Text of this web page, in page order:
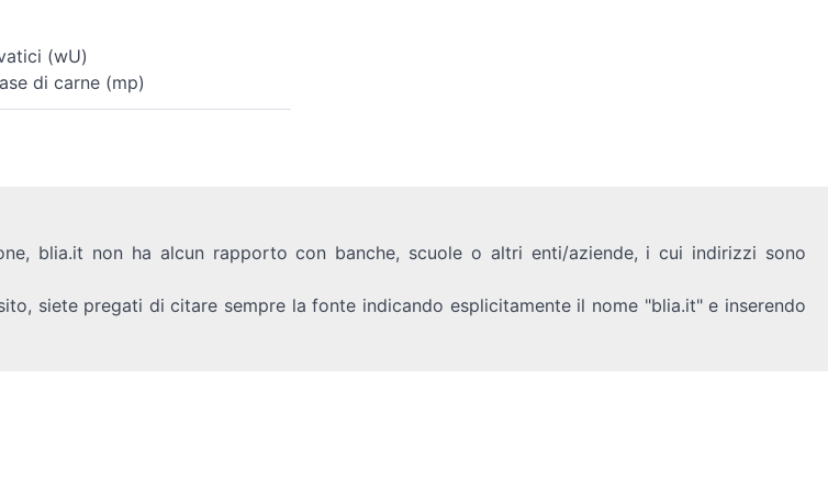
(wU)
di carne (mp)
blia.it non ha alcun rapporto con banche, scuole o altri enti/aziende, i cui indirizzi sono
siete pregati di citare sempre la fonte indicando esplicitamente il nome "blia.it" e inserendo